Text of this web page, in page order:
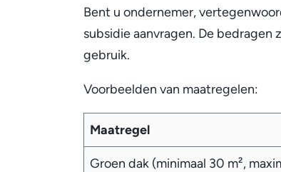
Bent u ondernemer,
subsidie aanvragen. De
gebruik.
Voorbeelden van maatregelen:
Maatregel
Groen dak (minimaal 30 m²,